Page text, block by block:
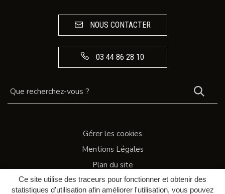
Ce site utilise des traceurs pour fonctionner et obtenir des
statistiques d'utilisation afin améliorer l'utilisation, vous pouvez
NOUS CONTACTER
03 44 86 28 10
Gérer les cookies
Mentions Légales
Plan du site
Accessibilité